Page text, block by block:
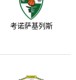
考诺萨基列斯